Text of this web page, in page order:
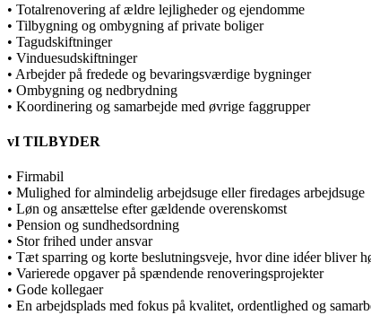
• Totalrenovering af ældre lejligheder og ejendomme
• Tilbygning og ombygning af private boliger
• Tagudskiftninger
• Vinduesudskiftninger
• Arbejder på fredede og bevaringsværdige bygninger
• Ombygning og nedbrydning
• Koordinering og samarbejde med øvrige faggrupper
vI TILBYDER
• Firmabil
• Mulighed for almindelig arbejdsuge eller firedages arbejdsuge
• Løn og ansættelse efter gældende overenskomst
• Pension og sundhedsordning
• Stor frihed under ansvar
• Tæt sparring og korte beslutningsveje, hvor dine idéer bliver
• Varierede opgaver på spændende renoveringsprojekter
• Gode kollegaer
• En arbejdsplads med fokus på kvalitet, ordentlighed og